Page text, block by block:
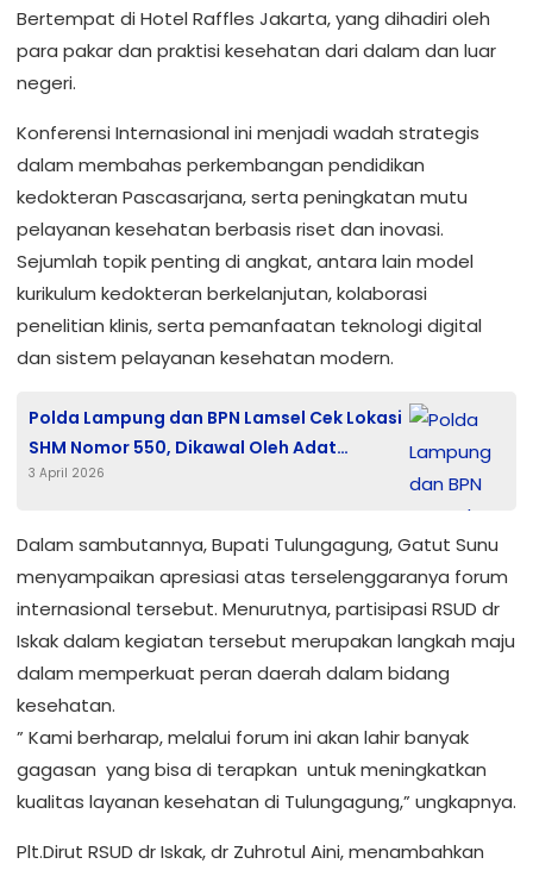
Bertempat di Hotel Raffles Jakarta, yang dihadiri oleh
para pakar dan praktisi kesehatan dari dalam dan luar
negeri.
Konferensi Internasional ini menjadi wadah strategis
dalam membahas perkembangan pendidikan
kedokteran Pascasarjana, serta peningkatan mutu
pelayanan kesehatan berbasis riset dan inovasi.
Sejumlah topik penting di angkat, antara lain model
kurikulum kedokteran berkelanjutan, kolaborasi
penelitian klinis, serta pemanfaatan teknologi digital
dan sistem pelayanan kesehatan modern.
Polda Lampung dan BPN Lamsel Cek Lokasi
SHM Nomor 550, Dikawal Oleh Adat
Kebandakhan Tjindar Bumi Way Urang
3 April 2026
Dalam sambutannya, Bupati Tulungagung, Gatut Sunu
menyampaikan apresiasi atas terselenggaranya forum
internasional tersebut. Menurutnya, partisipasi RSUD dr
Iskak dalam kegiatan tersebut merupakan langkah maju
dalam memperkuat peran daerah dalam bidang
kesehatan.
” Kami berharap, melalui forum ini akan lahir banyak
gagasan yang bisa di terapkan untuk meningkatkan
kualitas layanan kesehatan di Tulungagung,” ungkapnya.
Plt.Dirut RSUD dr Iskak, dr Zuhrotul Aini, menambahkan